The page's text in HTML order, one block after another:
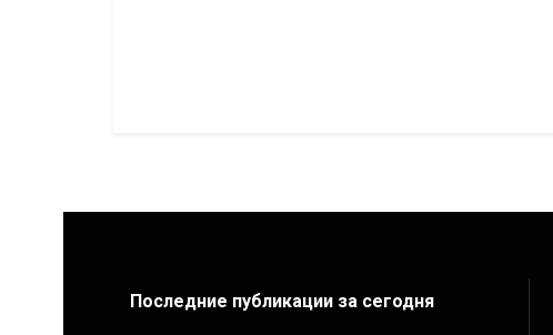
Последние публикации за сегодня